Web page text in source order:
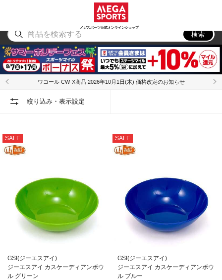
メガスポーツ公式オンラインショップ
アウトドア
検索
ワコール CW-X商品 2026年10月1日(木) 価格改定のお知らせ
絞り込み・表示設定
SALE
GSI(ジーエスアイ)
ジーエスアイ カスケーディアンボウ
ル グリーン
SALE
GSI(ジーエスアイ)
ジーエスアイ カスケーディアンボウ
ル ブルー